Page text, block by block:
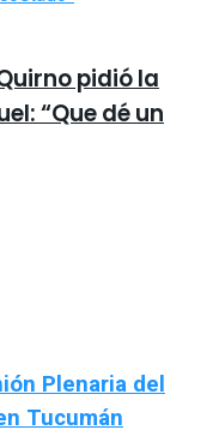
pidió la
“Que dé un
Plenaria del
Tucumán